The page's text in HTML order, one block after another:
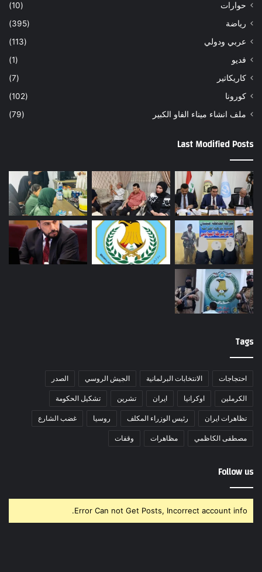
حوارات
(10)
رياضة
(395)
عربي ودولي
(113)
فديو
(1)
كاريكاتير
(7)
كورونا
(102)
ملف انشاء ميناء الفاو الكبير
(79)
Last Modified Posts
Tags
احتجاجات الانتخابات البرلمانية الجيش الروسي الصدر
الكرملين اوكرانيا ايران تشرين تشكيل الحكومة
تظاهرات ايران رئيس الوزراء المكلف روسيا غضب الشارع
مصطفى الكاظمي مظاهرات وقفات
Follow us
Error Can not Get Posts, Incorrect account info.